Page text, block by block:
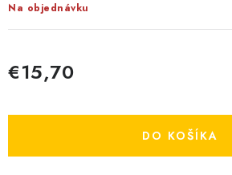
Na objednávku
€15,70
DO KOŠÍKA